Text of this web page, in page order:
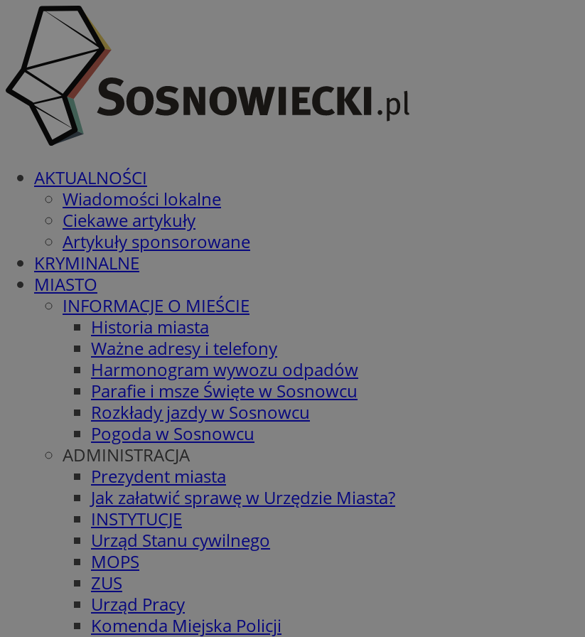
AKTUALNOŚCI
Wiadomości lokalne
Ciekawe artykuły
Artykuły sponsorowane
KRYMINALNE
MIASTO
INFORMACJE O MIEŚCIE
Historia miasta
Ważne adresy i telefony
Harmonogram wywozu odpadów
Parafie i msze Święte w Sosnowcu
Rozkłady jazdy w Sosnowcu
Pogoda w Sosnowcu
ADMINISTRACJA
Prezydent miasta
Jak załatwić sprawę w Urzędzie Miasta?
INSTYTUCJE
Urząd Stanu cywilnego
MOPS
ZUS
Urząd Pracy
Komenda Miejska Policji